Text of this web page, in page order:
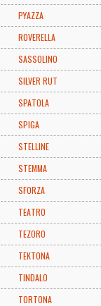
PYAZZA
ROVERELLA
SASSOLINO
SILVER RUT
SPATOLA
SPIGA
STELLINE
STEMMA
SFORZA
TEATRO
TEZORO
TEKTONA
TINDALO
TORTONA